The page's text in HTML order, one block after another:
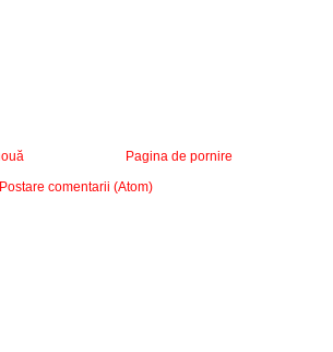
Pagina de pornire
Postare comentarii (Atom)